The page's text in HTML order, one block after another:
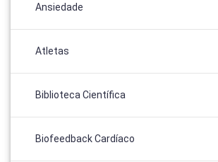
Ansiedade
Atletas
Biblioteca Científica
Biofeedback Cardíaco